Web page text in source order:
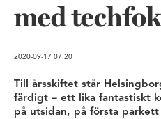
med
2020-09-17 07:20
Till årsskiftet står
färdigt – ett lika fantastiskt
på utsidan, på första parkett